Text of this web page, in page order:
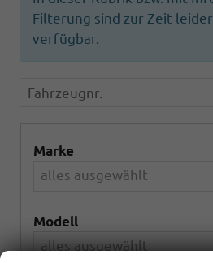
Filterung sind zur Zeit
verfügbar.
Fahrzeugnr.
Marke
alles ausgewählt
Modell
alles ausgewählt